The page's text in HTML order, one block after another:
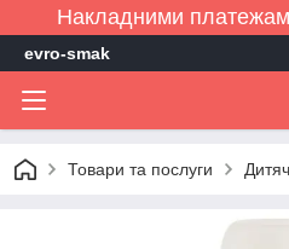
Накладними
evro-smak
Товари та послуги